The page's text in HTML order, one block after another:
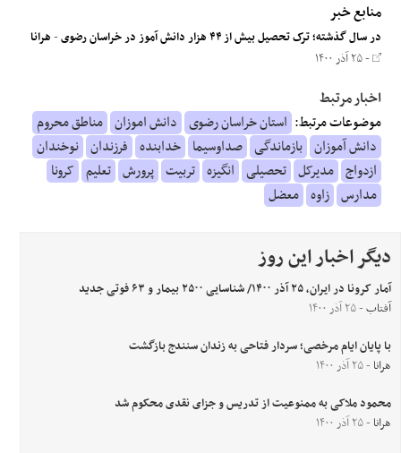
منابع خبر
در سال گذشته؛ ترک تحصیل بیش از ۴۴ هزار دانش آموز در خراسان رضوی -هرانا
- ۲۵ آذر ۱۴۰۰
اخبار مرتبط
موضوعات مرتبط: استان خراسان رضوی دانش اموزان مناطق محروم
دانش آموزان بازماندگی صداوسیما خدابنده فرزندان نوخندان
ازدواج مدیرکل تحصیلی انگیزه تربیت پرورش تعلیم کرونا
مدارس زاوه معضل
دیگر اخبار این روز
آمار کرونا در ایران، ۲۵ آذر ۱۴۰۰/ شناسایی ۲۵۰۰ بیمار و ۶۳ فوتی جدید
آفتاب- ۲۵ آذر ۱۴۰۰
با پایان ایام مرخصی؛ سردار فتاحی به زندان سنندج بازگشت
هرانا - ۲۵ آذر ۱۴۰۰
محمود ملاکی به ممنوعیت از تدریس و جزای نقدی محکوم شد
هرانا - ۲۵ آذر ۱۴۰۰